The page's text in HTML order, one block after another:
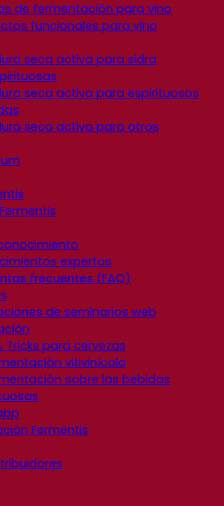
de fermentación para vino
funcionales para vino
seca activa para sidra
seca activa para espirituosos
seca activa para otros
expertos
frecuentes (FAQ)
de seminarios web
Tricks para cervezas
vitivinícola
sobre las bebidas
Fermentis